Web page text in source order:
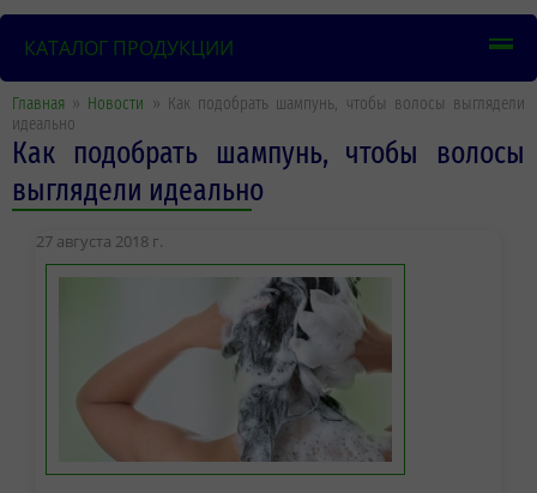
КАТАЛОГ ПРОДУКЦИИ
Главная » Новости » Как подобрать шампунь, чтобы волосы выглядели
идеально
Как подобрать шампунь, чтобы волосы
выглядели идеально
27 августа 2018 г.